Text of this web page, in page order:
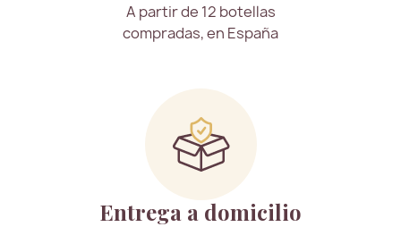
A partir de 12 botellas
compradas, en España
Entrega a domicilio